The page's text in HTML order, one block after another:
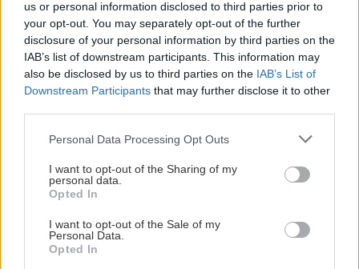
us or personal information disclosed to third parties prior to
your opt-out. You may separately opt-out of the further
disclosure of your personal information by third parties on the
IAB’s list of downstream participants. This information may
also be disclosed by us to third parties on the IAB’s List of
Downstream Participants that may further disclose it to other
Please note that this website/app uses one or more Google
not limited to your visit or usage behaviour. You may click to
grant or deny consent to Google and its third-party tags to
use your data for below specified purposes in below Google
consent section.
Personal Data Processing Opt Outs
I want to opt-out of the Sharing of my
personal data.
Opted In
I want to opt-out of the Sale of my
Personal Data.
Opted In
Gurmán
Domáce croissanty bez
kysnutia: Lahodné a hotové
KOMENTÁRE